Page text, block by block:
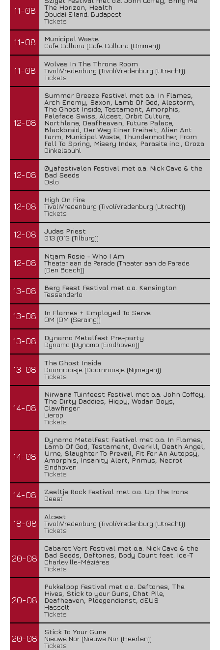
11-08
The Horizon, Health
Óbudai Eiland, Budapest
Tickets
11-08
Municipal Waste
Cafe Calluna (Cafe Calluna (Ommen))
11-08
Wolves In The Throne Room
TivoliVredenburg (TivoliVredenburg (Utrecht))
Tickets
12-08
Summer Breeze Festival met o.a. In Flames,
Arch Enemy, Saxon, Lamb Of God, Alestorm,
The Ghost Inside, Testament, Amorphis,
Paleface Swiss, Alcest, Orbit Culture,
Northlane, Deafheaven, Future Palace,
Blackbraid, Der Weg Einer Freiheit, Alien Ant
Farm, Municipal Waste, Thundermother, From
Fall To Spring, Misery Index, Parasite inc., Groza
Dinkelsbühl
12-08
Øyafestivalen Festival met o.a. Nick Cave & the
Bad Seeds
Oslo
12-08
High On Fire
TivoliVredenburg (TivoliVredenburg (Utrecht))
Tickets
12-08
Judas Priest
013 (013 (Tilburg))
12-08
Ntjam Rosie - Who I Am
Theater aan de Parade (Theater aan de Parade
(Den Bosch))
13-08
Berg Feest Festival met o.a. Kensington
Tessenderlo
13-08
In Flames + Employed To Serve
OM (OM (Seraing))
13-08
Dynamo Metalfest Pre-party
Dynamo (Dynamo (Eindhoven))
13-08
The Ghost Inside
Doornroosje (Doornroosje (Nijmegen))
Tickets
14-08
Nirwana Tuinfeest Festival met o.a. John Coffey,
The Dirty Daddies, Hiqpy, Wodan Boys,
Clawfinger
Lierop
Tickets
14-08
Dynamo MetalFest Festival met o.a. In Flames,
Lamb Of God, Testament, Overkill, Death Angel,
Urne, Slaughter To Prevail, Fit For An Autopsy,
Amorphis, Insanity Alert, Primus, Necrot
Eindhoven
Tickets
14-08
Zeeltje Rock Festival met o.a. Up The Irons
Deest
18-08
Alcest
TivoliVredenburg (TivoliVredenburg (Utrecht))
Tickets
20-08
Cabaret Vert Festival met o.a. Nick Cave & the
Bad Seeds, Deftones, Body Count feat. Ice-T
Charleville-Mézières
Tickets
20-08
Pukkelpop Festival met o.a. Deftones, The
Hives, Stick to your Guns, Chat Pile,
Deafheaven, Ploegendienst, dEUS
Hasselt
Tickets
20-08
Stick To Your Guns
Nieuwe Nor (Nieuwe Nor (Heerlen))
Tickets